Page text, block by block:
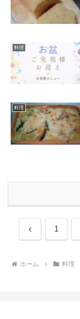
料理
料理
前 1
ホーム 料理